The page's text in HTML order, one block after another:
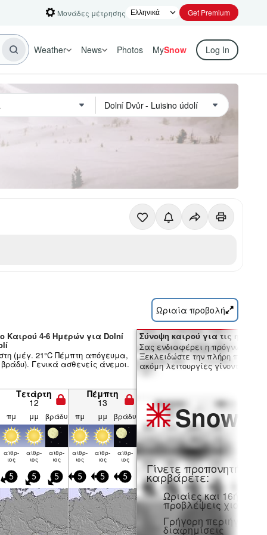
Μονάδες μέτρησης Get Premium
Weather News Photos MySnow Log In
Ωριαία προβολή
Καιρού 4-6 Ημερών για Dolní
(μέγ. 21°C Πέμπτη απόγευμα,
Γενικά ασθενείς άνεμοι.
Τετάρτη
12
Πέμπτη
13
πμ μμ βράδυ πμ μμ βράδυ
αίθρ­
ιος
αίθρ­
ιος
αίθρ­
ιος
αίθρ­
ιος
αίθρ­
ιος
αίθρ­
ιος
5 5 5 5 5 5
Σύνοψη καιρού για τις ημέρες
Σας ενδιαφέρει η πρόγνωση 16
Ξεκλειδώστε την πλήρη
ακόμη λειτουργίες γίνοντας
Snow
Γίνετε προπονητή και
καρβάρετε:
Ωριαίες και
προβλέψεις χιονιού
Γρήγορη περιήγηση
διαφημίσεις